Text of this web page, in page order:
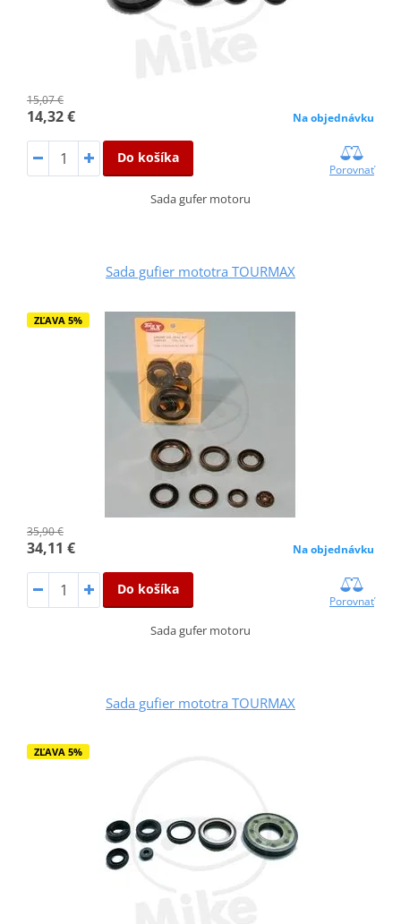
15,07 €
14,32 € Na objednávku
Do košíka
Porovnať
Sada gufer motoru
Sada gufier mototra TOURMAX
ZĽAVA 5%
35,90 €
34,11 € Na objednávku
Do košíka
Porovnať
Sada gufer motoru
Sada gufier mototra TOURMAX
ZĽAVA 5%